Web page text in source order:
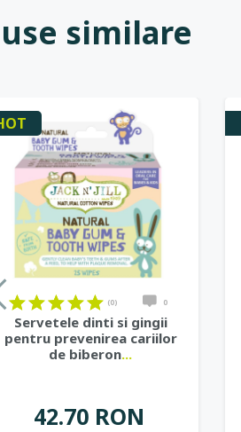
similare
(0) 0
Servetele dinti si gingii
pentru prevenirea cariilor
de biberon...
42.70 RON
on
on on
on on
on on
on on
on